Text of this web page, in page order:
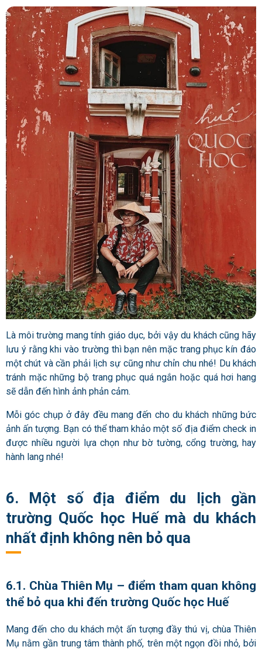
Là môi trường mang tính giáo dục, bởi vậy du khách cũng hãy
lưu ý rằng khi vào trường thì bạn nên mặc trang phục kín đáo
một chút và cần phải lịch sự cũng như chỉn chu nhé! Du khách
tránh mặc những bộ trang phục quá ngắn hoặc quá hơi hang
sẽ dẫn đến hình ảnh phản cảm.
Mỗi góc chụp ở đây đều mang đến cho du khách những bức
ảnh ấn tượng. Bạn có thể tham khảo một số địa điểm check in
được nhiều người lựa chọn như bờ tường, cổng trường, hay
hành lang nhé!
6. Một số địa điểm du lịch gần
trường Quốc học Huế mà du khách
nhất định không nên bỏ qua
6.1. Chùa Thiên Mụ – điểm tham quan không
thể bỏ qua khi đến trường Quốc học Huế
Mang đến cho du khách một ấn tượng đầy thú vị, chùa Thiên
Mụ nằm gần trung tâm thành phố, trên một ngọn đồi nhỏ, bởi